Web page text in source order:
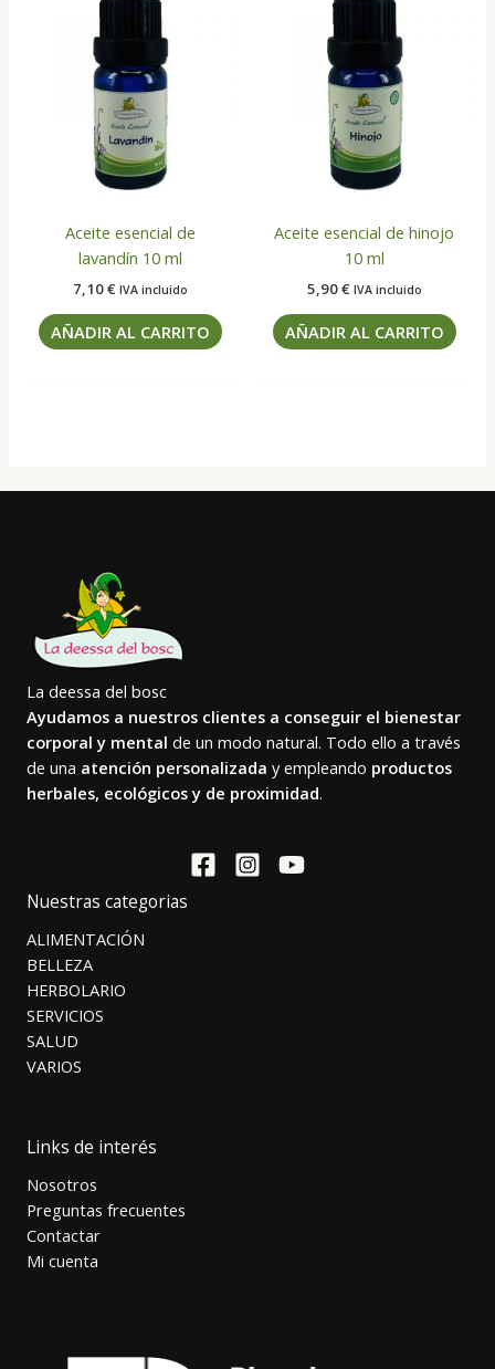
Aceite esencial de
lavandín 10 ml
7,10€ IVA incluido
AÑADIR AL CARRITO
Aceite esencial de hinojo
10 ml
5,90€ IVA incluido
AÑADIR AL CARRITO
La deessa del bosc
Ayudamos a nuestros clientes a conseguir el bienestar
corporal y mental de un modo natural. Todo ello a través
de una atención personalizada y empleando productos
herbales, ecológicos y de proximidad.
Nuestras categorias
ALIMENTACIÓN
BELLEZA
HERBOLARIO
SERVICIOS
SALUD
VARIOS
Links de interés
Nosotros
Preguntas frecuentes
Contactar
Mi cuenta